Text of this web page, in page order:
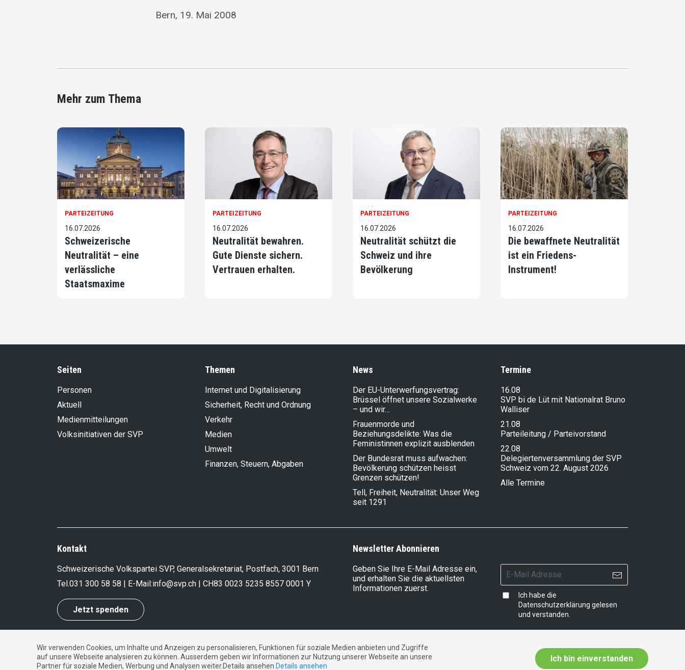
Bern, 19. Mai 2008
Mehr zum Thema
PARTEIZEITUNG
16.07.2026
Schweizerische
Neutralität – eine
verlässliche
Staatsmaxime
PARTEIZEITUNG
16.07.2026
Neutralität bewahren.
Gute Dienste sichern.
Vertrauen erhalten.
PARTEIZEITUNG
16.07.2026
Neutralität schützt die
Schweiz und ihre
Bevölkerung
PARTEIZEITUNG
16.07.2026
Die bewaffnete Neutralität
ist ein Friedens-
Instrument!
Seiten
Personen
Aktuell
Medienmitteilungen
Volksinitiativen der SVP
Themen
Internet und Digitalisierung
Sicherheit, Recht und Ordnung
Verkehr
Medien
Umwelt
Finanzen, Steuern, Abgaben
News
Der EU-Unterwerfungsvertrag:
Brüssel öffnet unsere Sozialwerke
– und wir…
Frauenmorde und
Beziehungsdelikte: Was die
Feministinnen explizit ausblenden
Der Bundesrat muss aufwachen:
Bevölkerung schützen heisst
Grenzen schützen!
Tell, Freiheit, Neutralität: Unser Weg
seit 1291
Termine
16.08
SVP bi de Lüt mit Nationalrat Bruno
Walliser
21.08
Parteileitung / Parteivorstand
22.08
Delegiertenversammlung der SVP
Schweiz vom 22. August 2026
Alle Termine
Kontakt
Schweizerische Volkspartei SVP, Generalsekretariat, Postfach, 3001 Bern
Tel.031 300 58 58 | E-Mail:info@svp.ch | CH83 0023 5235 8557 0001 Y
Jetzt spenden
Newsletter Abonnieren
Geben Sie Ihre E-Mail Adresse ein,
und erhalten Sie die aktuellsten
Informationen zuerst.
Ich habe die
Datenschutzerklärung gelesen
und verstanden.
Impressum| Datenschutzerklärung|Kontakt DE FR IT
Wir verwenden Cookies, um Inhalte und Anzeigen zu personalisieren, Funktionen für soziale Medien anbieten und Zugriffe
auf unsere Webseite analysieren zu können. Ausserdem geben wir Informationen zur Nutzung unserer Webseite an unsere
Partner für soziale Medien, Werbung und Analysen weiter.Details ansehen Details ansehen
Ich bin einverstanden